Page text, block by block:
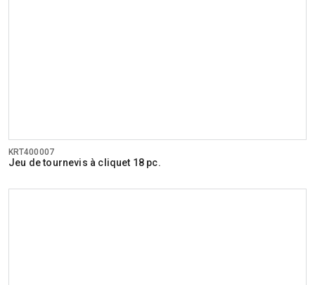
KRT400007
Jeu de tournevis à cliquet 18 pc.